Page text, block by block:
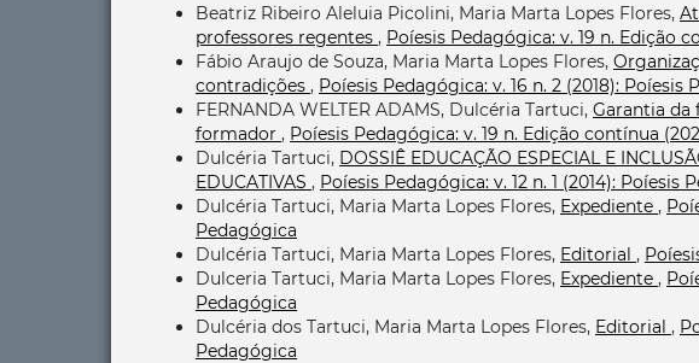
Beatriz Ribeiro Aleluia Picolini, Maria Marta Lopes Flores,
professores regentes , Poíesis Pedagógica: v. 19 n. Edição
Fábio Araujo de Souza, Maria Marta Lopes Flores,
contradições , Poíesis Pedagógica: v. 16 n. 2 (2018): Poíesis
FERNANDA WELTER ADAMS, Dulcéria Tartuci, Garantia da
formador , Poíesis Pedagógica: v. 19 n. Edição contínua
Dulcéria Tartuci, DOSSIÊ EDUCAÇÃO ESPECIAL E
EDUCATIVAS , Poíesis Pedagógica: v. 12 n. 1 (2014): Poíesis
Dulcéria Tartuci, Maria Marta Lopes Flores, Expediente ,
Pedagógica
Dulcéria Tartuci, Maria Marta Lopes Flores, Editorial ,
Dulceria Tartuci, Maria Marta Lopes Flores, Expediente ,
Pedagógica
Dulcéria dos Tartuci, Maria Marta Lopes Flores, Editorial ,
Pedagógica